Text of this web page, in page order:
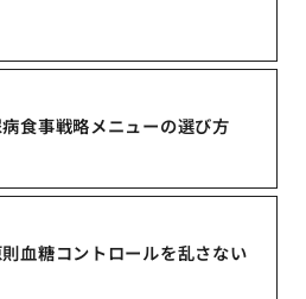
食事戦略メニューの選び方
血糖コントロールを乱さない